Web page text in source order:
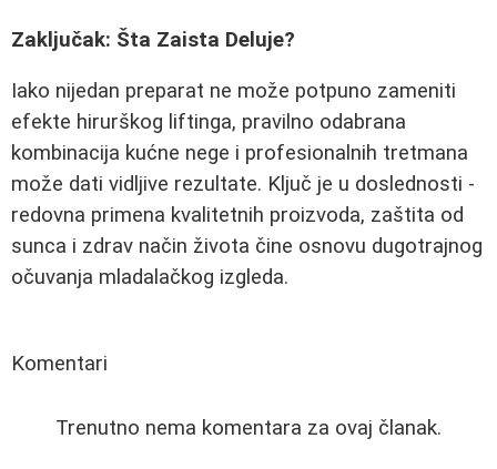
Zaključak: Šta Zaista Deluje?
Iako nijedan preparat ne može potpuno zameniti
efekte hirurškog liftinga, pravilno odabrana
kombinacija kućne nege i profesionalnih tretmana
može dati vidljive rezultate. Ključ je u doslednosti -
redovna primena kvalitetnih proizvoda, zaštita od
sunca i zdrav način života čine osnovu dugotrajnog
očuvanja mladalačkog izgleda.
Komentari
Trenutno nema komentara za ovaj članak.